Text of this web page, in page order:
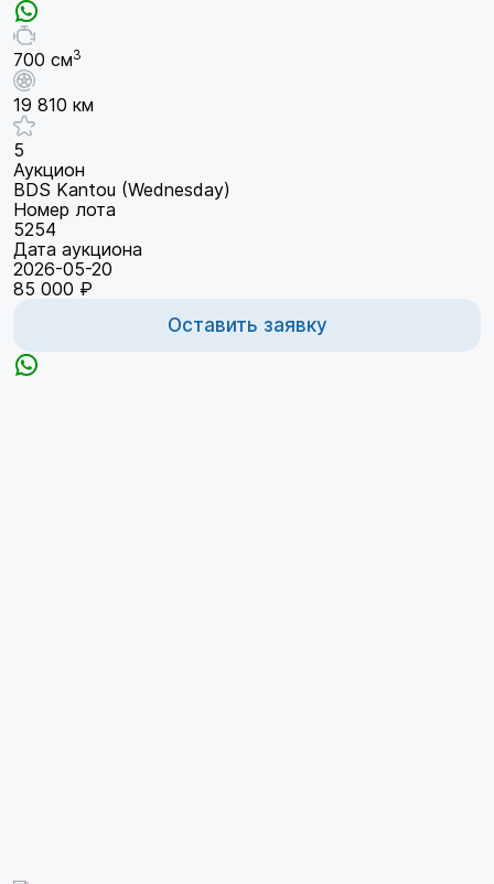
700 см3
19 810 км
5
Аукцион
BDS Kantou (Wednesday)
Номер лота
5254
Дата аукциона
2026-05-20
85 000 ₽
Оставить заявку